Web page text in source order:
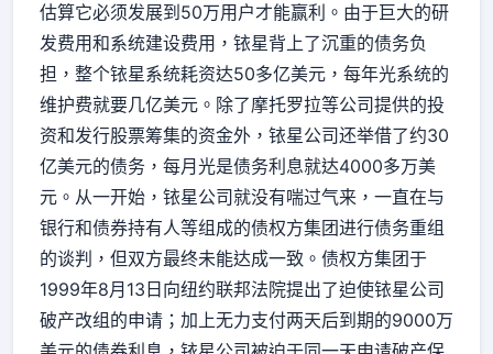
估算它必须发展到50万用户才能赢利。由于巨大的研
发费用和系统建设费用，铱星背上了沉重的债务负
担，整个铱星系统耗资达50多亿美元，每年光系统的
维护费就要几亿美元。除了摩托罗拉等公司提供的投
资和发行股票筹集的资金外，铱星公司还举借了约30
亿美元的债务，每月光是债务利息就达4000多万美
元。从一开始，铱星公司就没有喘过气来，一直在与
银行和债券持有人等组成的债权方集团进行债务重组
的谈判，但双方最终未能达成一致。债权方集团于
1999年8月13日向纽约联邦法院提出了迫使铱星公司
破产改组的申请；加上无力支付两天后到期的9000万